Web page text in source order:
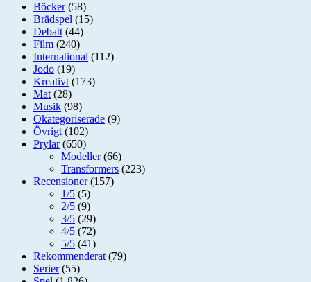
Böcker(58)
Brädspel (15)
Debatt (44)
Film (240)
International (112)
Jodo (19)
Kreativt (173)
Mat (28)
Musik (98)
Okategoriserade (9)
Övrigt (102)
Prylar(650)
Modeller(66)
Transformers (223)
Recensioner(157)
1/5 (5)
2/5 (9)
3/5 (29)
4/5 (72)
5/5 (41)
Rekommenderat (79)
Serier(55)